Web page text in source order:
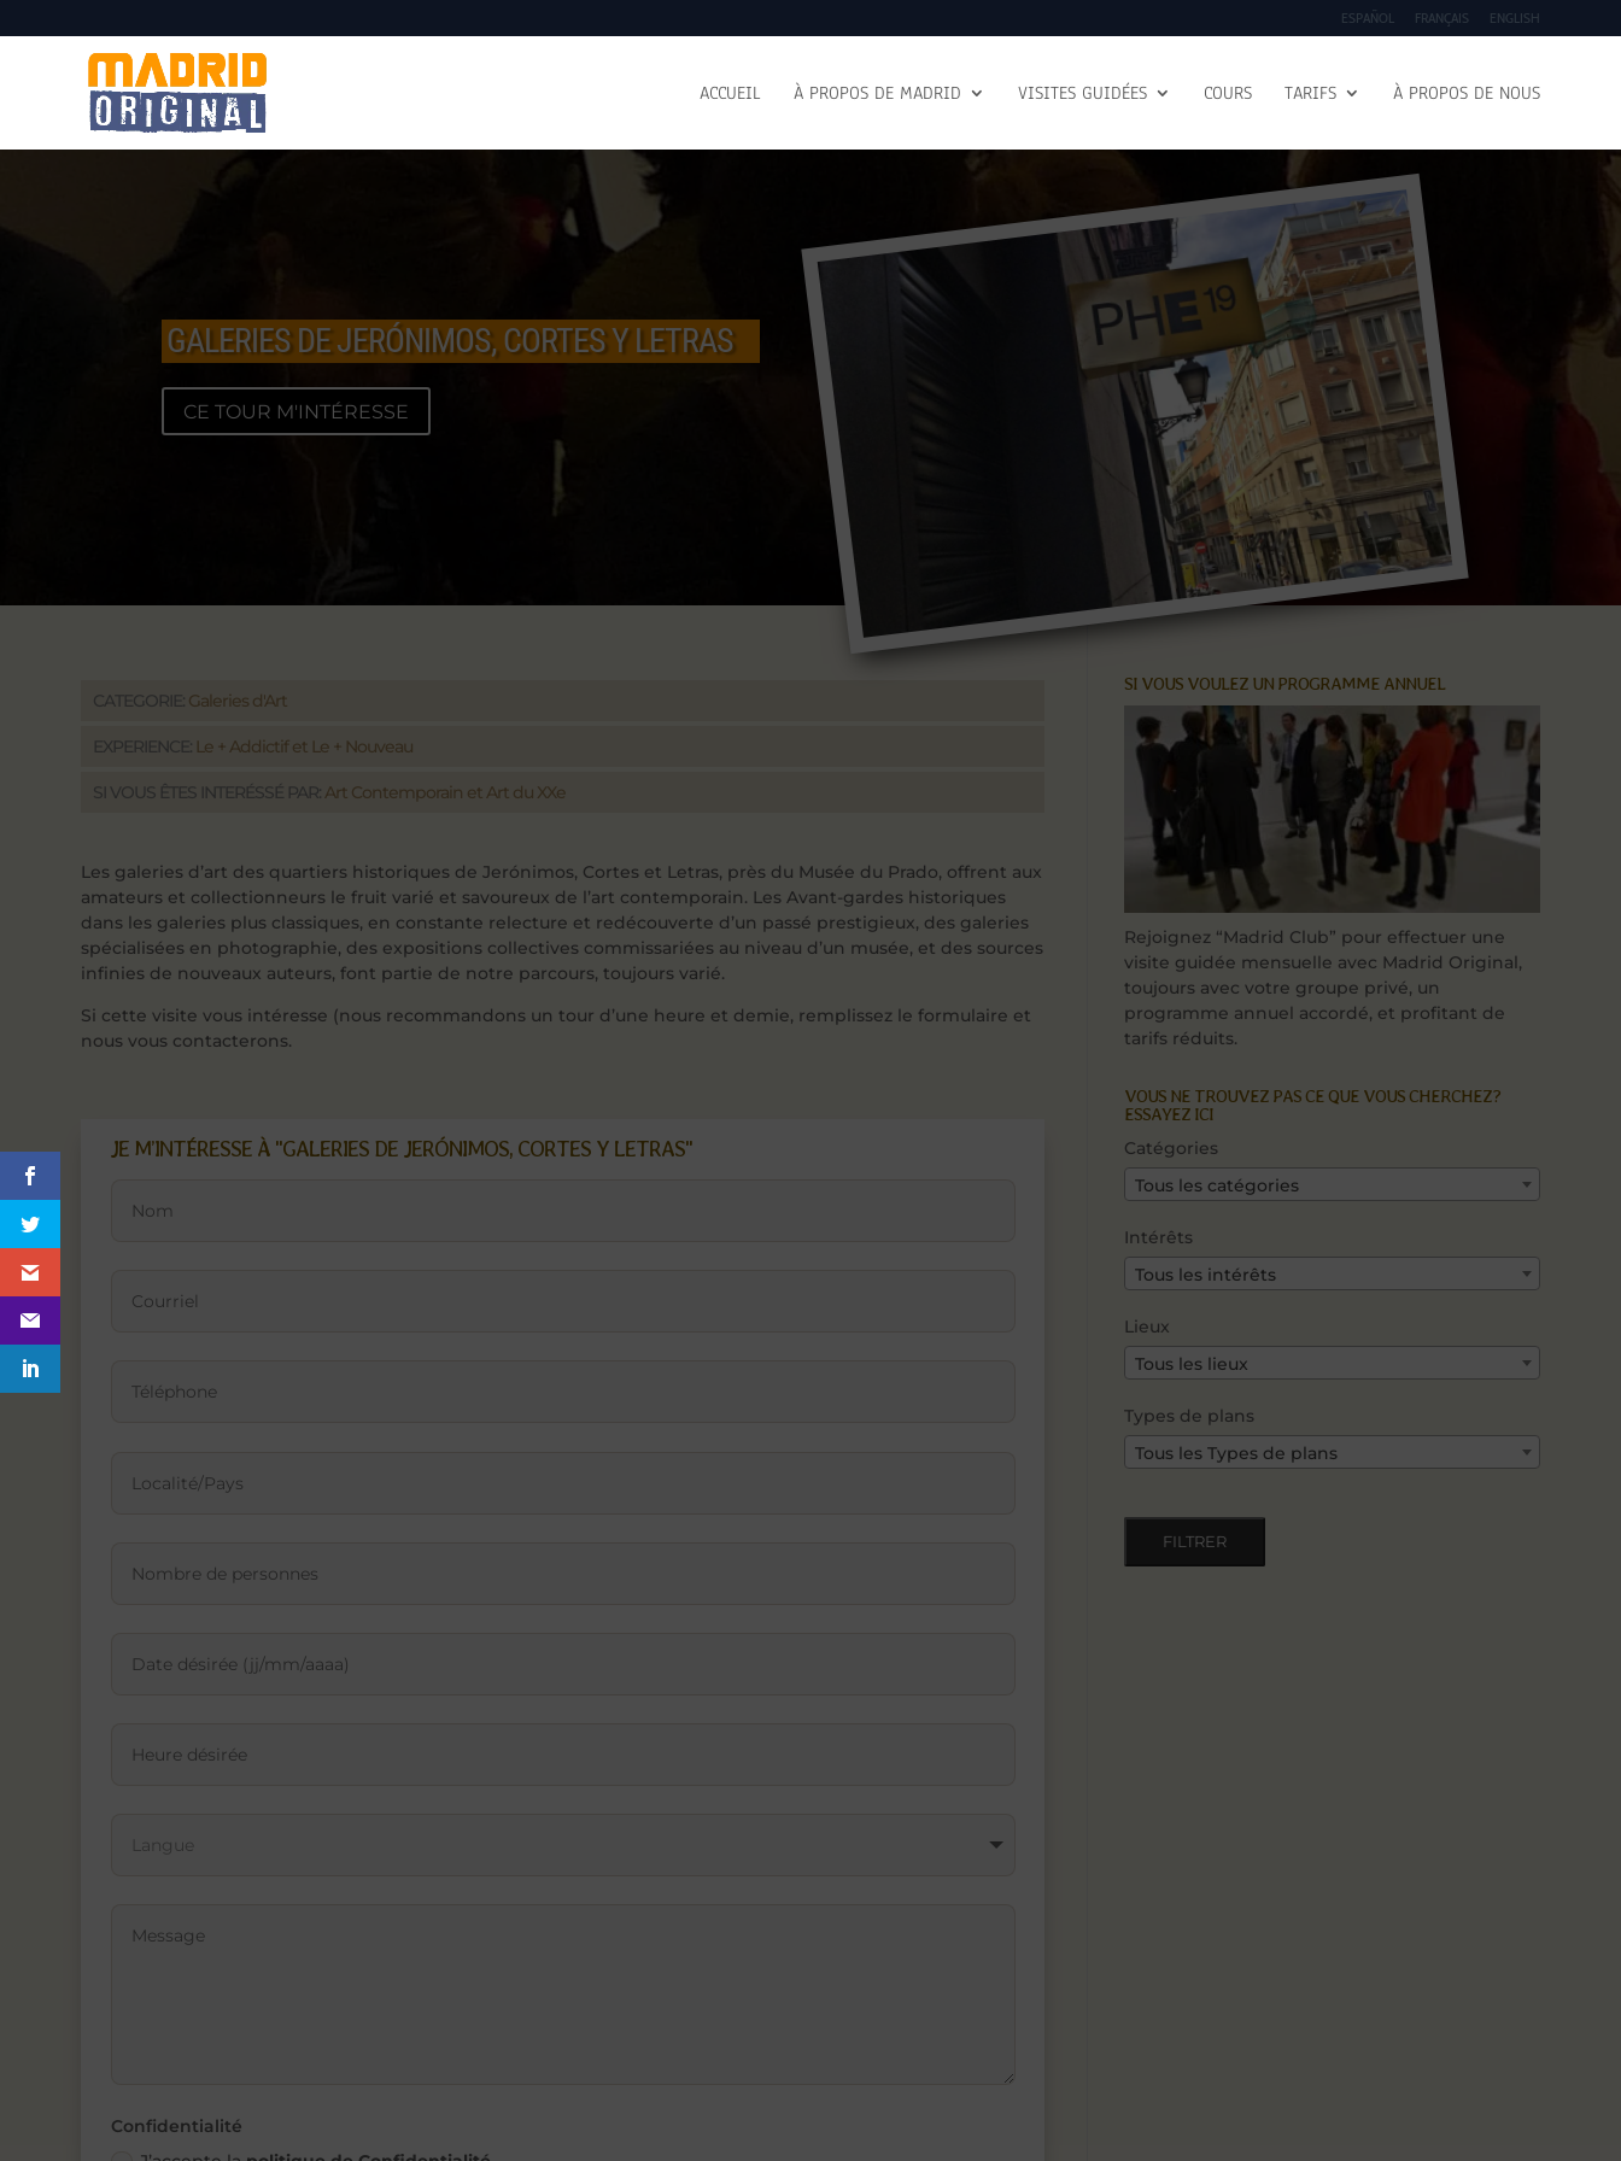
ESPAÑOL FRANÇAIS ENGLISH
ACCUEIL À PROPOS DE MADRID VISITES GUIDÉES COURS TARIFS À PROPOS DE NOUS
GALERIES DE JERÓNIMOS, CORTES Y LETRAS
CE TOUR M'INTÉRESSE
CATEGORIE: Galeries d'Art
EXPERIENCE: Le + Addictif et Le + Nouveau
SI VOUS ÊTES INTERÉSSÉ PAR:Art Contemporain et Art du XXe
Les galeries d’art des quartiers historiques de Jerónimos, Cortes et Letras, près du Musée du Prado, offrent aux
amateurs et collectionneurs le fruit varié et savoureux de l’art contemporain. Les Avant-gardes historiques
dans les galeries plus classiques, en constante relecture et redécouverte d’un passé prestigieux, des galeries
spécialisées en photographie, des expositions collectives commissariées au niveau d’un musée, et des sources
infinies de nouveaux auteurs, font partie de notre parcours, toujours varié.
Si cette visite vous intéresse (nous recommandons un tour d’une heure et demie, remplissez le formulaire et
nous vous contacterons.
JE M’INTÉRESSE À "GALERIES DE JERÓNIMOS, CORTES Y LETRAS"
Confidentialité
SI VOUS VOULEZ UN PROGRAMME ANNUEL
Rejoignez “Madrid Club” pour effectuer une
visite guidée mensuelle avec Madrid Original,
toujours avec votre groupe privé, un
programme annuel accordé, et profitant de
tarifs réduits.
VOUS NE TROUVEZ PAS CE QUE VOUS CHERCHEZ?
ESSAYEZ ICI
Catégories
Tous les catégories
Intérêts
Tous les intérêts
Lieux
Tous les lieux
Types de plans
Tous les Types de plans
FILTRER